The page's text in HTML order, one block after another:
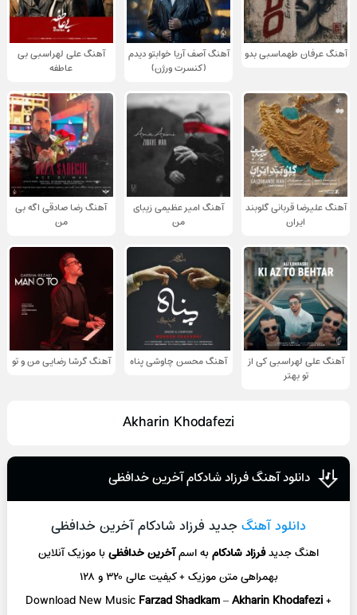
آهنگ عرفان طهماسبی بدو
آهنگ آصف آریا خوابتو دیدم
(کنسرت ورژن)
آهنگ علی لهراسبی بی
عاطفه
آهنگ علیرضا قربانی گلوبند
ایران
آهنگ امیر عظیمی زیبای
من
آهنگ رضا صادقی اگه بی
من
آهنگ علی لهراسبی کی از
تو ‌بهتر
آهنگ محسن چاوشی پناه آهنگ گرشا رضایی من و تو
Akharin Khodafezi
دانلود آهنگ فرزاد شادکام آخرین خدافظی
دانلود آهنگ جدید فرزاد شادکام آخرین خدافظی
اهنگ جدیدفرزاد شادکامبه اسمآخرین خدافظیبا موزیک آنلاین
بهمراهی متن موزیک + کیفیت عالی ۳۲۰ و ۱۲۸
Download New Music Farzad Shadkam–Akharin Khodafezi+